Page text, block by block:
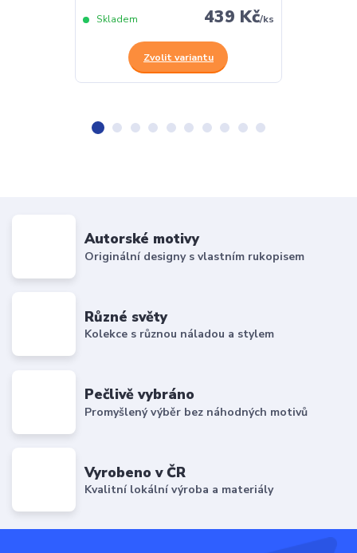
439 Kč/ks
Skladem
Zvolit variantu
Autorské motivy
Originální designy s vlastním rukopisem
Různé světy
Kolekce s různou náladou a stylem
Pečlivě vybráno
Promyšlený výběr bez náhodných motivů
Vyrobeno v ČR
Kvalitní lokální výroba a materiály